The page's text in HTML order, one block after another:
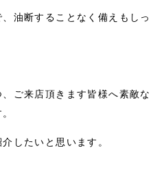
油断することなく備えもしっ
ご来店頂きます皆様へ素敵な
したいと思います。